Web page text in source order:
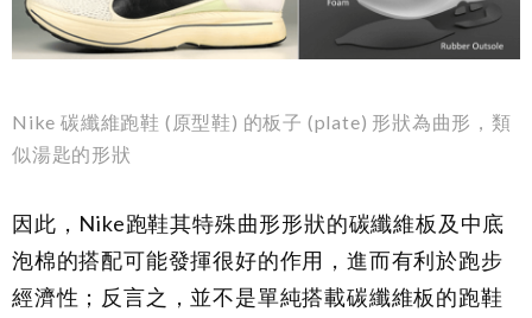
Nike 碳纖維跑鞋 (原型鞋) 的板子 (plate) 形狀為曲形，類
似湯匙的形狀
因此，Nike跑鞋其特殊曲形形狀的碳纖維板及中底
泡棉的搭配可能發揮很好的作用，進而有利於跑步
經濟性；反言之，並不是單純搭載碳纖維板的跑鞋